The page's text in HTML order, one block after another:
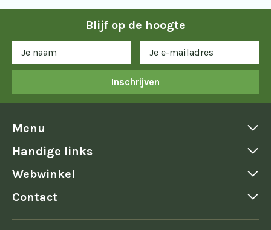
Blijf op de hoogte
Inschrijven
Menu
Handige links
Webwinkel
Contact